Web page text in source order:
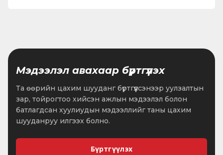
Мэдээлэл авахаар бүртгүүлэх
Та өөрийн цахим шууданг бүртгүүлсэнээр уулзалтын
зар, тойрогтоо хийсэн ажлын мэдээлэл болон
батлагдсан хуулиудын мэдээллийг таны цахим
шууданруу илгээх болно.
Бүртгүүлэх